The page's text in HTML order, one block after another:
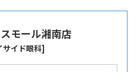
モール湘南店
イド眼科]